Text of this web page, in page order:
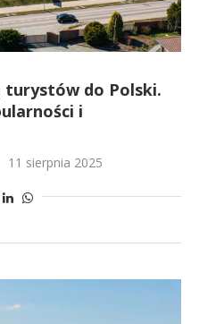
do Polski.
i
11 sierpnia 2025